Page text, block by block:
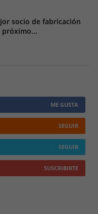
socio de fabricación
ME GUSTA
SEGUIR
SEGUIR
SUSCRIBIRTE